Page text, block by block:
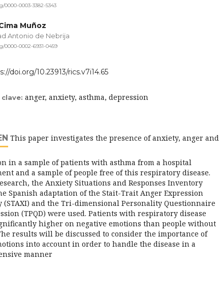
0000-0003-3382-5343
Muñoz
Antonio de Nebrija
0000-0002-6931-0459
doi.org/10.23913/rics.v7i14.65
anger, anxiety, asthma, depression
This paper investigates the presence of anxiety, anger and
in a sample of patients with asthma from a hospital
and a sample of people free of this respiratory disease.
the Anxiety Situations and Responses Inventory
Spanish adaptation of the Stait-Trait Anger Expression
(STAXI) and the Tri-dimensional Personality Questionnaire
(TPQD) were used. Patients with respiratory disease
higher on negative emotions than people without
results will be discussed to consider the importance of
into account in order to handle the disease in a
manner